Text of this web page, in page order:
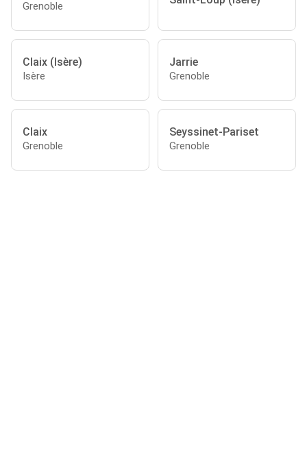
Grenoble
Claix (Isère)
Isère
Jarrie
Grenoble
Claix
Grenoble
Seyssinet-Pariset
Grenoble